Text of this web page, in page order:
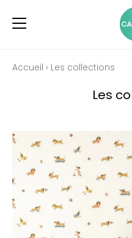
Accueil › Les collections
Les